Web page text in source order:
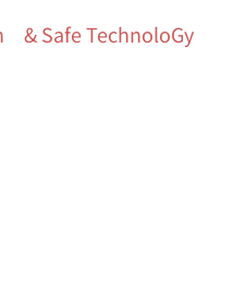
& Safe TechnoloGy